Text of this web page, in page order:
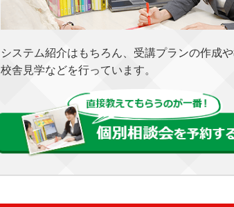
システム紹介はもちろん、受講プランの作成や
校舎見学などを行っています。